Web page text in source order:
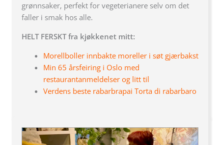
grønnsaker, perfekt for vegeterianere selv om det
faller i smak hos alle.
HELT FERSKT fra kjøkkenet mitt:
Morellboller innbakte moreller i søt gjærbakst
Min 65 årsfeiring i Oslo med
restaurantanmeldelser og litt til
Verdens beste rabarbrapai Torta di rabarbaro